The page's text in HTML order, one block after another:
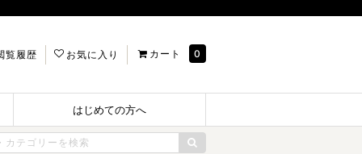
覧履歴 お気に入り カート 0
はじめての方へ